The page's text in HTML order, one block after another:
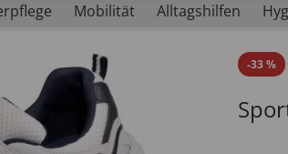
Mobilität Alltagshilfen
-33%